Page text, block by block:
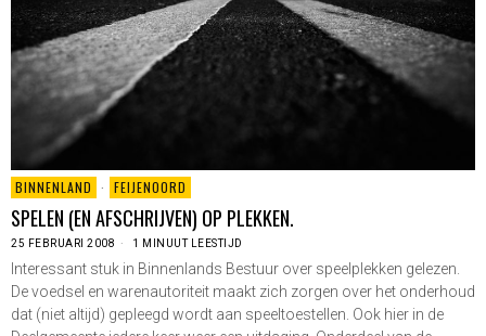
BINNENLAND · FEIJENOORD
SPELEN (EN AFSCHRIJVEN) OP PLEKKEN.
25 FEBRUARI 2008 1 MINUUT LEESTIJD
Interessant stuk in Binnenlands Bestuur over speelplekken gelezen.
De voedsel en warenautoriteit maakt zich zorgen over het onderhoud
dat (niet altijd) gepleegd wordt aan speeltoestellen. Ook hier in de